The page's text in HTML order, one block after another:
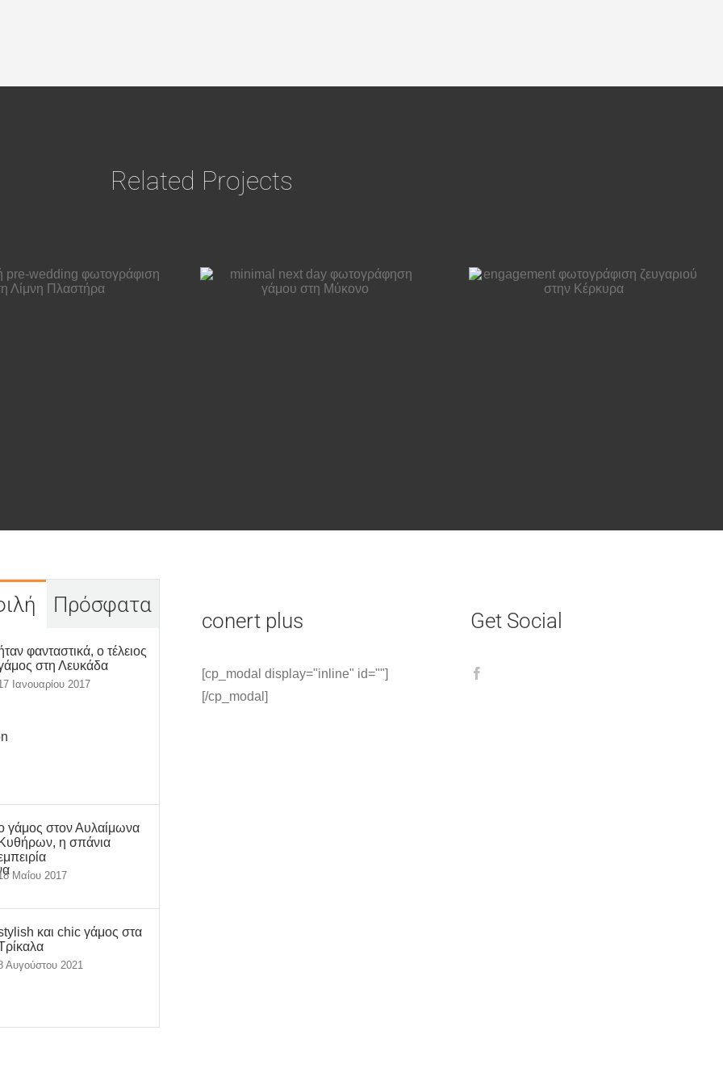
Related Projects
minimal next day
φωτογράφηση
φωτογράφιση
wedding
Πρόσφατα
φανταστικά, ο τέλειος
στη Λευκάδα
Ιανουαρίου 2017
γάμος στον Αυλαίμωνα
η σπάνια
Μαΐου 2017
και chic γάμος στα
Αυγούστου 2021
conert plus
[cp_modal display="inline" id=""]
[/cp_modal]
Get Social